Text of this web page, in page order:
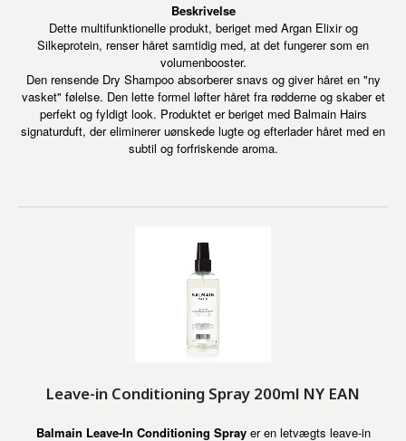
Beskrivelse
Dette multifunktionelle produkt, beriget med Argan Elixir og
Silkeprotein, renser håret samtidig med, at det fungerer som en
volumenbooster.
Den rensende Dry Shampoo absorberer snavs og giver håret en "ny
vasket" følelse. Den lette formel løfter håret fra rødderne og skaber et
perfekt og fyldigt look. Produktet er beriget med Balmain Hairs
signaturduft, der eliminerer uønskede lugte og efterlader håret med en
subtil og forfriskende aroma.
Leave-in Conditioning Spray 200ml NY EAN
Balmain Leave-In Conditioning Sprayer en letvægts leave-in